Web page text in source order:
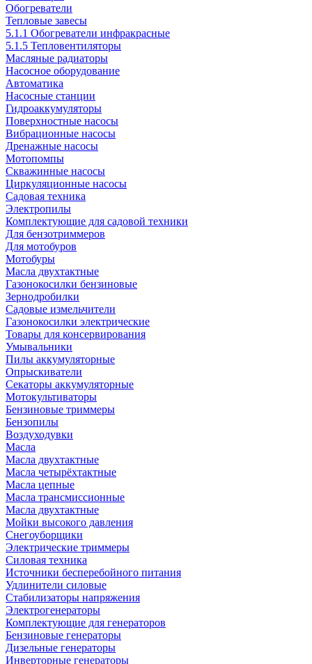
Обогреватели
Тепловые завесы
5.1.1 Обогреватели инфракрасные
5.1.5 Тепловентиляторы
Масляные радиаторы
Насосное оборудование
Автоматика
Насосные станции
Гидроаккумуляторы
Поверхностные насосы
Вибрационные насосы
Дренажные насосы
Мотопомпы
Скважинные насосы
Циркуляционные насосы
Садовая техника
Электропилы
Комплектующие для садовой техники
Для бензотриммеров
Для мотобуров
Мотобуры
Масла двухтактные
Газонокосилки бензиновые
Зернодробилки
Садовые измельчители
Газонокосилки электрические
Товары для консервирования
Умывальники
Пилы аккумуляторные
Опрыскиватели
Секаторы аккумуляторные
Мотокультиваторы
Бензиновые триммеры
Бензопилы
Воздуходувки
Масла
Масла двухтактные
Масла четырёхтактные
Масла цепные
Масла трансмиссионные
Масла двухтактные
Мойки высокого давления
Снегоуборщики
Электрические триммеры
Силовая техника
Источники бесперебойного питания
Удлинители силовые
Стабилизаторы напряжения
Электрогенераторы
Комплектующие для генераторов
Бензиновые генераторы
Дизельные генераторы
Инверторные генераторы